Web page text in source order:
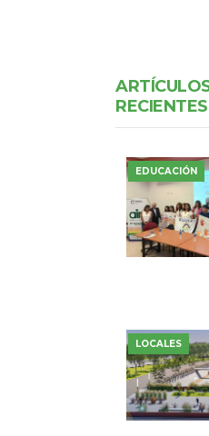
RECIENTES
EDUCACIÓN
LOCALES